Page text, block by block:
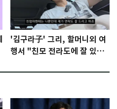
'김구라子' 그리, 할머니외 여
행서 "친모 전라도에 잘 있